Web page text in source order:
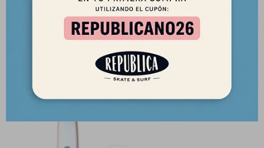
Longboard New Advance 9'3"
Nacho Model - 67.2 lts
1.096,50
Longboard New Advance 9'4"
Nacho Model - 78.1 lts